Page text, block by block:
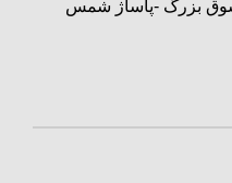
بزرگ -پاساژ شمس